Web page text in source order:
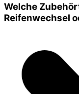
Welche
Reifenwechsel